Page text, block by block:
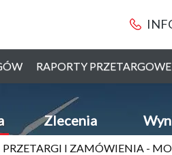
RAPORTY PRZETARGOWE
Zlecenia
PRZETARGI I ZAMÓWIENIA -